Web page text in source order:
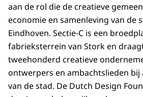
aan de rol die de creatieve
economie en samenleving van de
Eindhoven. Sectie-C is een
fabrieksterrein van Stork en
tweehonderd creatieve
ontwerpers en ambachtslieden
van de stad. De Dutch Design